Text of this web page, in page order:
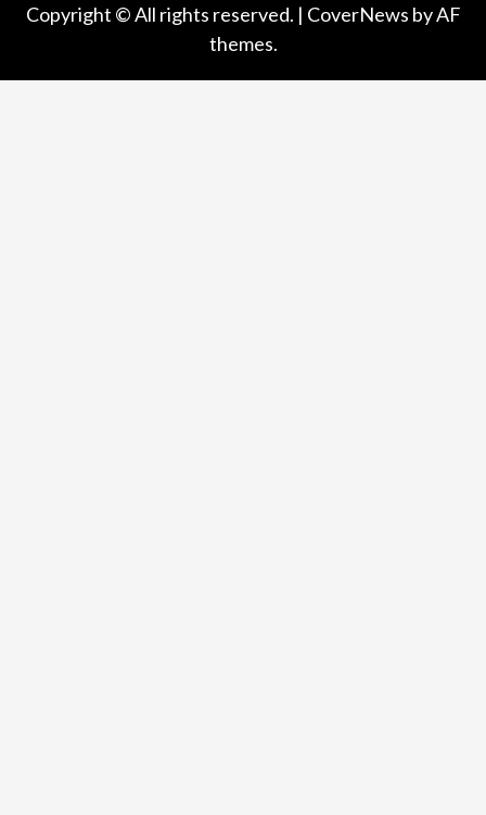
Copyright © All rights reserved. | CoverNews by AF
themes.